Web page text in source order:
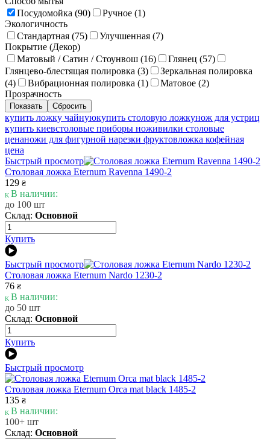
Посудомойка (90) Ручное (1)
Экологичность
Стандартная (75) Улучшенная (7)
Покрытие (Декор)
Матовый / Сатин / Стоунвош (16) Глянец (57)
Глянцево-блестящая полировка (3)
Зеркальная полировка
(4) Вибрационная полировка (1) Матовое (2)
Прозрачность
купить ложку чайнуюкупить столовую ложкунож для устриц
купить киевстоловые приборы ноживилки столовые
ценаножи для фигурной нарезки фруктовложка кофейная
цена
Быстрый просмотр
Столовая ложка Eternum Ravenna 1490-2
129 ₴
В наличии:
до 100 шт
Склад: Основной
Купить
Быстрый просмотр
Столовая ложка Eternum Nardo 1230-2
76 ₴
В наличии:
до 50 шт
Склад: Основной
Купить
Быстрый просмотр
Столовая ложка Eternum Orca mat black 1485-2
135 ₴
В наличии:
100+ шт
Склад: Основной